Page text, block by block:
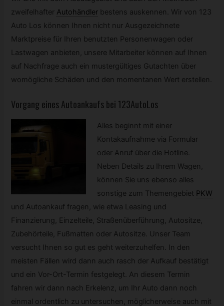
zweifelhafter Autohändler bestens auskennen. Wir von 123
Auto Los können Ihnen nicht nur Ausgezeichnete
Marktpreise für Ihren benutzten Personenwagen oder
Lastwagen anbieten, unsere Mitarbeiter können auf Ihnen
auf Nachfrage auch ein mustergültiges Gutachten über
womögliche Schäden und den momentanen Wert erstellen.
Vorgang eines Autoankaufs bei 123AutoLos
Alles beginnt mit einer
Kontakaufnahme via Formular
oder Anruf über die Hotline.
Neben Details zu Ihrem Wagen,
können Sie uns ebenso alles
sonstige zum Themengebiet PKW
und Autoankauf fragen, wie etwa Leasing und
Finanzierung, Einzelteile, Straßenüberführung, Autositze,
Zubehörteile, Fußmatten oder Autositze. Unser Team
versucht Ihnen so gut es geht weiterzuhelfen. In den
meisten Fällen wird dann auch rasch der Aufkauf bestätigt
und ein Vor-Ort-Termin festgelegt. An diesem Termin
fahren wir dann nach Erkelenz, um Ihr Auto dann noch
einmal ordentlich zu untersuchen, möglicherweise auch mit